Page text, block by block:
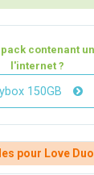
contenant
l'internet ?
150GB
pour Love Duo